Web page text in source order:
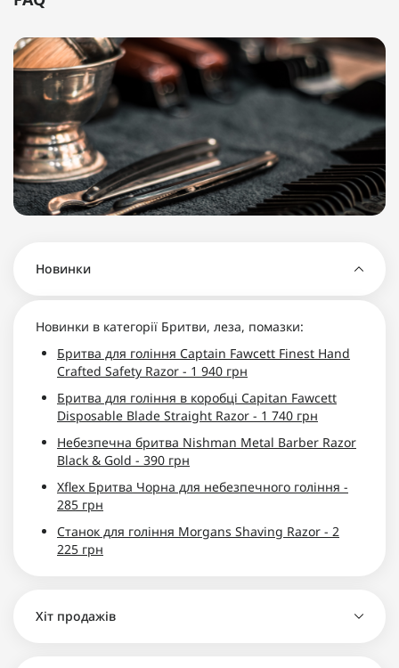
Новинки
Новинки в категорії Бритви, леза, помазки:
Бритва для гоління Captain Fawcett Finest Hand
Crafted Safety Razor - 1 940 грн
Бритва для гоління в коробці Capitan Fawcett
Disposable Blade Straight Razor - 1 740 грн
Небезпечна бритва Nishman Metal Barber Razor
Black & Gold - 390 грн
Xflex Бритва Чорна для небезпечного гоління -
285 грн
Станок для гоління Morgans Shaving Razor - 2
225 грн
Хіт продажів